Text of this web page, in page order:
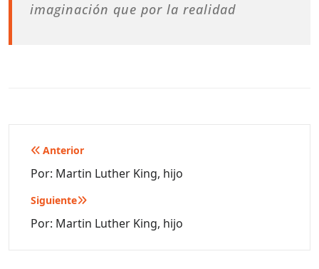
imaginación que por la realidad
Navegación
de
entradas
Anterior
Por: Martin Luther King, hijo
Siguiente
Por: Martin Luther King, hijo